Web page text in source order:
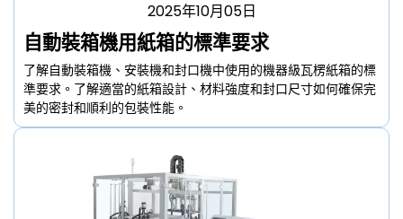
2025年10月05日
自動裝箱機用紙箱的標準要求
了解自動裝箱機、安裝機和封口機中使用的機器級瓦楞紙箱的標
準要求。了解適當的紙箱設計、材料強度和封口尺寸如何確保完
美的密封和順利的包裝性能。